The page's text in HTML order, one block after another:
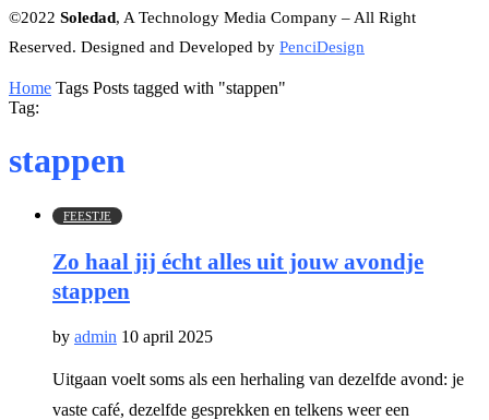
©2022 Soledad, A Technology Media Company – All Right
Reserved. Designed and Developed by PenciDesign
Home Tags Posts tagged with "stappen"
Tag:
stappen
FEESTJE
Zo haal jij écht alles uit jouw avondje
stappen
by admin 10 april 2025
Uitgaan voelt soms als een herhaling van dezelfde avond: je
vaste café, dezelfde gesprekken en telkens weer een